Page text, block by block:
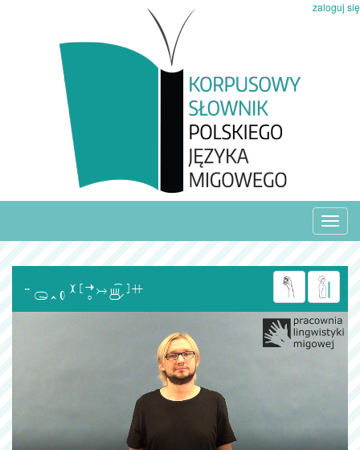
zaloguj się
